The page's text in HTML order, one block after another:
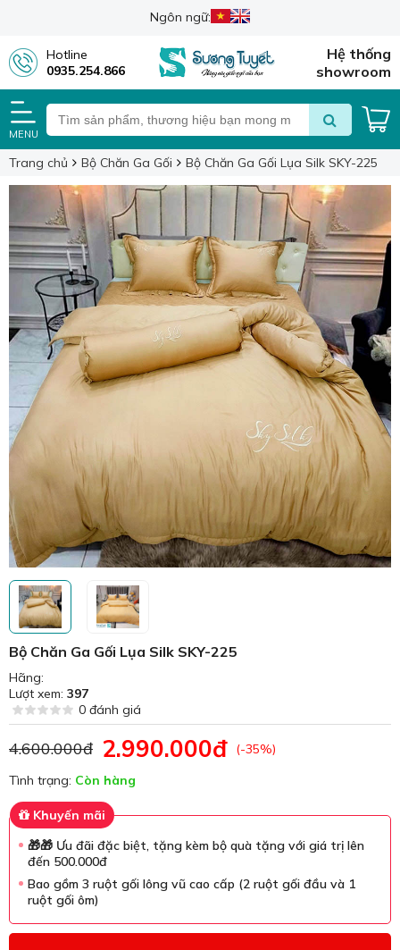
Ngôn ngữ:
Hotline
0935.254.866
Hệ thống
showroom
MENU
Trang chủ Bộ Chăn Ga Gối Bộ Chăn Ga Gối Lụa Silk SKY-225
Bộ Chăn Ga Gối Lụa Silk SKY-225
Hãng:
Lượt xem: 397
0 đánh giá
4.600.000đ 2.990.000đ
(-35%)
Tình trạng: Còn hàng
Khuyến mãi
🎁🎁 Ưu đãi đặc biệt, tặng kèm bộ quà tặng với giá trị lên
đến 500.000đ
Bao gồm 3 ruột gối lông vũ cao cấp (2 ruột gối đầu và 1
ruột gối ôm)